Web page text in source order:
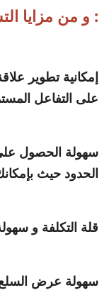
و من مزايا التسويق الإلكتروني :
إمكانية تطوير
على التفاعل
سهولة الحصول
الحدود حيث
قلة التكلفة و
سهولة عرض السلع